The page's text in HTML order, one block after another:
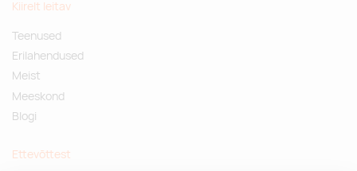
Kiirelt leitav
Teenused
Erilahendused
Meist
Meeskond
Blogi
Ettevõttest